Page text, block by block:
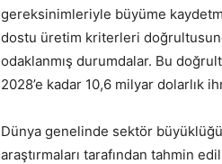
gereksinimleriyle büyüme
dostu üretim kriterleri
odaklanmış durumdalar. Bu
2028’e kadar 10,6 milyar dolarlık
Dünya genelinde sektör
araştırmaları tarafından tahmin